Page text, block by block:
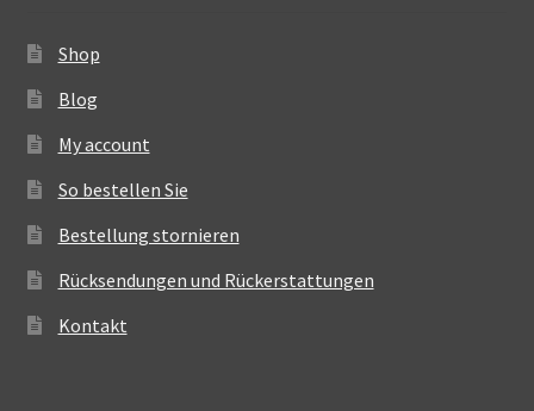
Shop
Blog
My account
So bestellen Sie
Bestellung stornieren
Rücksendungen und Rückerstattungen
Kontakt